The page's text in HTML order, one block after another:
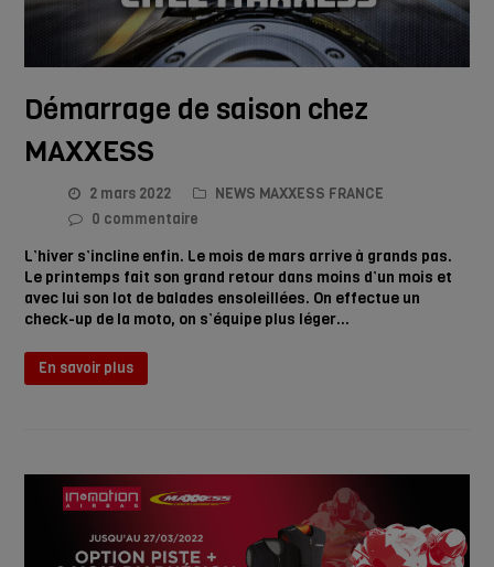
Démarrage de saison chez
MAXXESS
2 mars 2022
NEWS MAXXESS FRANCE
0 commentaire
L’hiver s’incline enfin. Le mois de mars arrive à grands pas.
Le printemps fait son grand retour dans moins d’un mois et
avec lui son lot de balades ensoleillées. On effectue un
check-up de la moto, on s’équipe plus léger…
En savoir plus